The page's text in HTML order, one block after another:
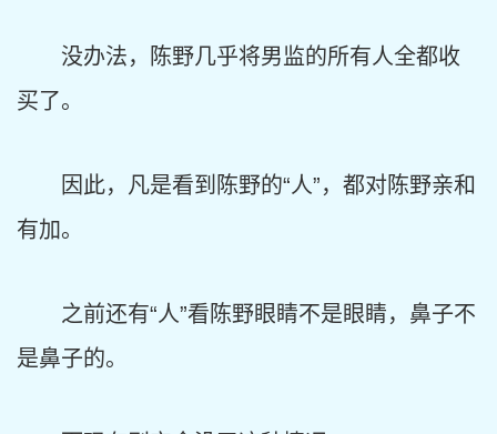
没办法，陈野几乎将男监的所有人全都收
买了。
因此，凡是看到陈野的“人”，都对陈野亲和
有加。
之前还有“人”看陈野眼睛不是眼睛，鼻子不
是鼻子的。